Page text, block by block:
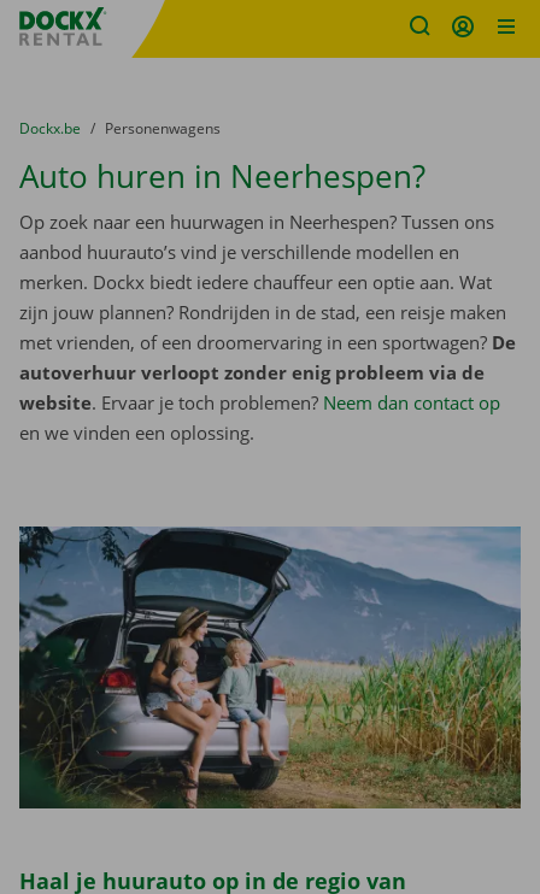
Fratello DEMO
U bevindt zich hier:
van
Dockx.be naar
Personenwagens
Auto huren in Neerhespen?
Op zoek naar een huurwagen in Neerhespen? Tussen ons
aanbod huurauto’s vind je verschillende modellen en
merken. Dockx biedt iedere chauffeur een optie aan. Wat
zijn jouw plannen? Rondrijden in de stad, een reisje maken
met vrienden, of een droomervaring in een sportwagen? De
autoverhuur verloopt zonder enig probleem via de
website. Ervaar je toch problemen? Neem dan contact op
en we vinden een oplossing.
Haal je huurauto op in de regio van